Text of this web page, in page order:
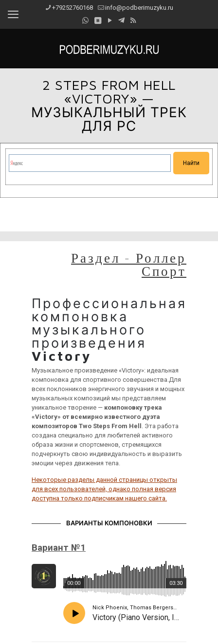
+79252760168 info@podberimuzyku.ru
2 STEPS FROM HELL
«VICTORY» —
МУЗЫКАЛЬНЫЙ ТРЕК
ДЛЯ РС
Раздел - Роллер
Спорт
Профессиональная
компоновка
музыкального
произведения
Victory
Музыкальное произведение «Victory»: идеальная
компоновка для спортивного совершенства.Для
всех поклонников энергичного звучания и мощных
музыкальных композиций мы представляем
уникальное творение — компоновку трека
«Victory» от всемирно известного дуэта
композиторов Two Steps From Hell . Эта работа
создана специально для любителей активного
образа жизни и спортсменов, стремящихся
подчеркнуть свою индивидуальность и выразить
эмоции через движения тела.
Некоторые разделы данной страницы открыты
для всех пользователей, однако полная версия
доступна только подписчикам нашего сайта.
ВАРИАНТЫ КОМПОНОВКИ
Вариант №1
03:30
00:00
Nick Phoenix, Thomas Bergersen, Patrik Pietschmann
Victory (Piano Version, Instrumental, Orchestral)